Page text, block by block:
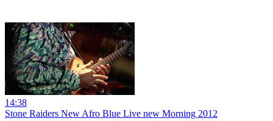
14:38
Stone Raiders New Afro Blue Live new Morning 2012